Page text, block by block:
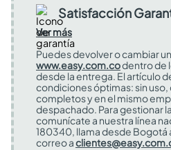
Satisfacción
Ver más
Puedes devolver o cambiar
www.easy.com.codentro de
desde la entrega. El artículo
condiciones óptimas: sin
completos y en el mismo
despachado. Para gestionar
comunícate a nuestra línea
180340, llama desde Bogotá
correo a